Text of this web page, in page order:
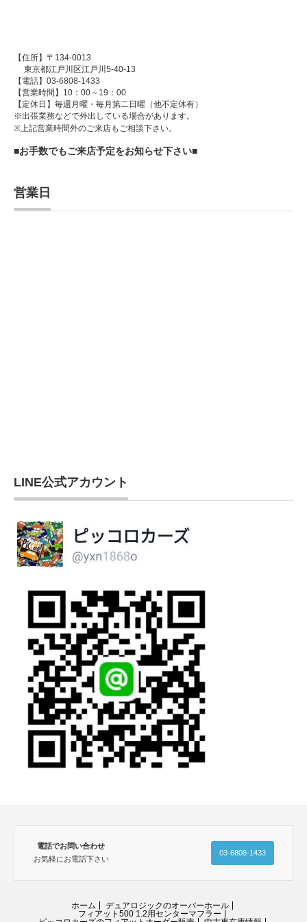
【住所】〒134-0013
東京都江戸川区江戸川5-40-13
【電話】03-6808-1433
【営業時間】10：00～19：00
【定休日】毎週月曜・毎月第二日曜（他不定休有）
※出張業務などで外出している場合があります。
※上記営業時間外のご来店もご相談下さい。
■お手数でもご来店予定をお知らせ下さい■
営業日
LINE公式アカウント
電話でお問い合わせ
お気軽にお電話下さい
03-6808-1433
ホーム
デュアロジックのオーバーホール
フィアット500 1.2用センターマフラー